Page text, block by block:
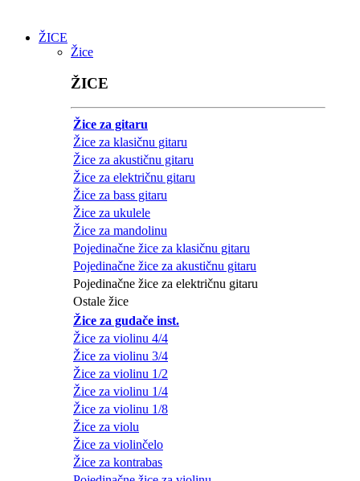
ŽICE
Žice
ŽICE
Žice za gitaru
Žice za klasičnu gitaru
Žice za akustičnu gitaru
Žice za električnu gitaru
Žice za bass gitaru
Žice za ukulele
Žice za mandolinu
Pojedinačne žice za klasičnu gitaru
Pojedinačne žice za akustičnu gitaru
Pojedinačne žice za električnu gitaru
Ostale žice
Žice za gudače inst.
Žice za violinu 4/4
Žice za violinu 3/4
Žice za violinu 1/2
Žice za violinu 1/4
Žice za violinu 1/8
Žice za violu
Žice za violinčelo
Žice za kontrabas